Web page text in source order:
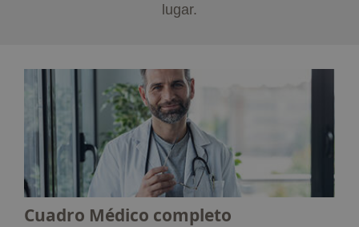
lugar.
Cuadro Médico completo